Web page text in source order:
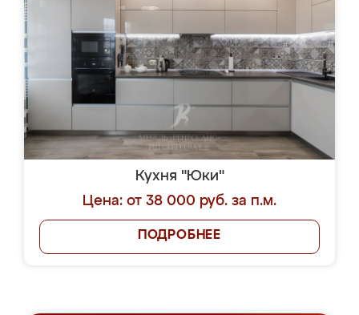
Кухня "Юки"
Цена: от 38 000 руб. за п.м.
ПОДРОБНЕЕ